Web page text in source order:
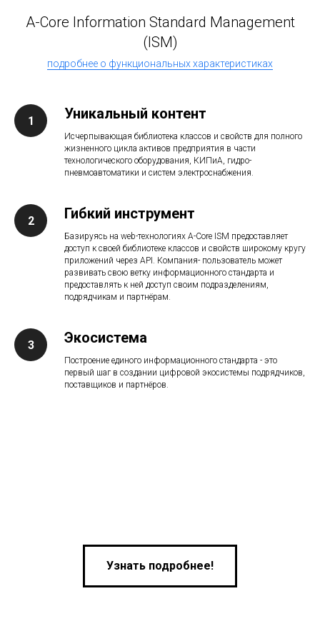
A-Core Information Standard Management
(ISM)
подробнее о функциональных характеристиках
Уникальный контент
Исчерпывающая библиотека классов и свойств для полного
жизненного цикла активов предприятия в части
технологического оборудования, КИПиА, гидро-
пневмоавтоматики и систем электроснабжения.
Гибкий инструмент
Базируясь на web-технологиях A-Core ISM предоставляет
доступ к своей библиотеке классов и свойств широкому кругу
приложений через API. Компания- пользователь может
развивать свою ветку информационного стандарта и
предоставлять к ней доступ своим подразделениям,
подрядчикам и партнёрам.
Экосистема
Построение единого информационного стандарта - это
первый шаг в создании цифровой экосистемы подрядчиков,
поставщиков и партнёров.
Узнать подробнее!